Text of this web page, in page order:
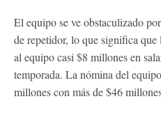
El equipo se ve obstaculizado
de repetidor, lo que significa
al equipo casi $8 millones en
temporada. La nómina del
millones con más de $46